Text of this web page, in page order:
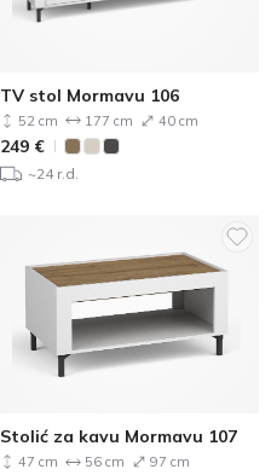
TV stol Mormavu 106
52 cm 177 cm 40 cm
249 €
~24 r.d.
Stolić za kavu Mormavu 107
47 cm 56 cm 97 cm